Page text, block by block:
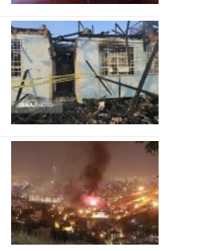
06 نوامبر 2023